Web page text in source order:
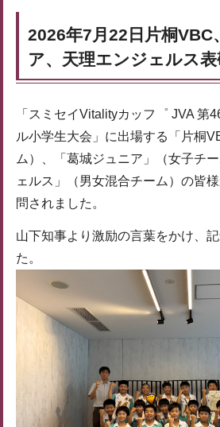
2026年7月22日片桐VBC
ア、天理エンジェルス表
「スミセイVitalityカッフ゜ JVA 第
ル小学生大会」に出場する「片桐
ム）、「葛城ジュニア」（女子チ
ェルス」（男女混合チーム）の皆
問されました。
山下知事より激励の言葉をかけ、
た。